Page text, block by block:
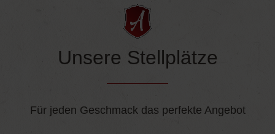
Unsere Stellplätze
Für jeden Geschmack das perfekte Angebot